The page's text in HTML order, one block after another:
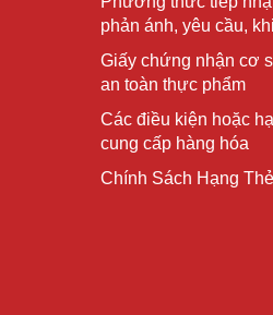
phản ánh, yêu cầu,
Giấy chứng nhận cơ
an toàn thực phẩm
Các điều kiện hoặc
cung cấp hàng hóa
Chính Sách Hạng Thẻ